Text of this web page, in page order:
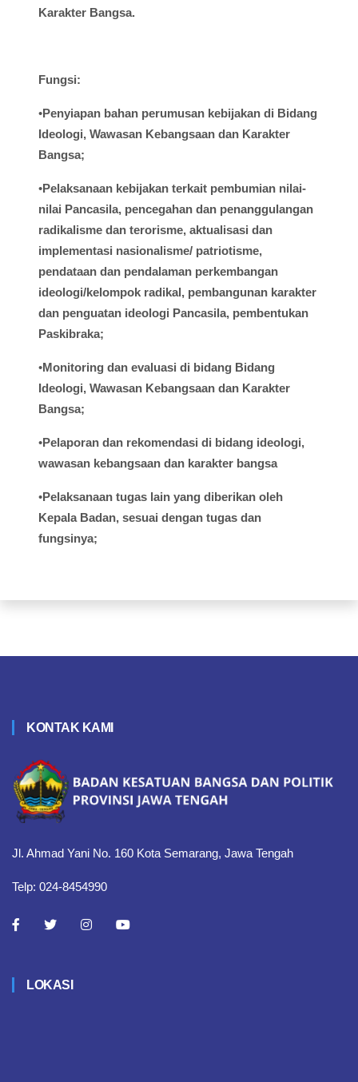
Karakter Bangsa.
Fungsi:
•Penyiapan bahan perumusan kebijakan di Bidang
Ideologi, Wawasan Kebangsaan dan Karakter
Bangsa;
•Pelaksanaan kebijakan terkait pembumian nilai-
nilai Pancasila, pencegahan dan penanggulangan
radikalisme dan terorisme, aktualisasi dan
implementasi nasionalisme/ patriotisme,
pendataan dan pendalaman perkembangan
ideologi/kelompok radikal, pembangunan karakter
dan penguatan ideologi Pancasila, pembentukan
Paskibraka;
•Monitoring dan evaluasi di bidang Bidang
Ideologi, Wawasan Kebangsaan dan Karakter
Bangsa;
•Pelaporan dan rekomendasi di bidang ideologi,
wawasan kebangsaan dan karakter bangsa
•Pelaksanaan tugas lain yang diberikan oleh
KepalaBadan, sesuai dengan tugas dan
fungsinya;
KONTAK KAMI
Jl. Ahmad Yani No. 160 Kota Semarang, Jawa Tengah
Telp: 024-8454990
LOKASI